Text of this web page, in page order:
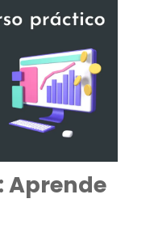
Aprende